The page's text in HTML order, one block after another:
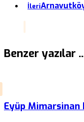
İleri
Benzer yazılar
Eyüp Mimarsinan